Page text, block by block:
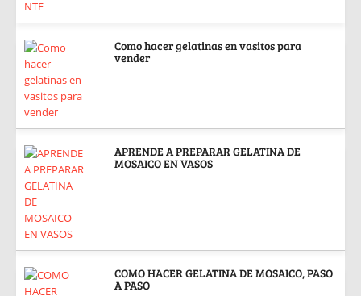
Como hacer gelatinas en vasitos para
vender
APRENDE A PREPARAR GELATINA DE
MOSAICO EN VASOS
COMO HACER GELATINA DE MOSAICO, PASO
A PASO